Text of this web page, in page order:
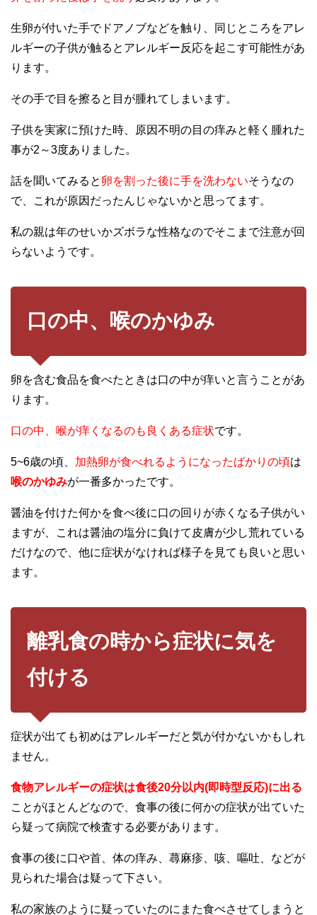
生卵が付いた手でドアノブなどを触り、同じところをアレ
ルギーの子供が触るとアレルギー反応を起こす可能性があ
ります。
その手で目を擦ると目が腫れてしまいます。
子供を実家に預けた時、原因不明の目の痒みと軽く腫れた
事が2～3度ありました。
話を聞いてみると 卵を割った後に手を洗わないそうなの
で、これが原因だったんじゃないかと思ってます。
私の親は年のせいかズボラな性格なのでそこまで注意が回
らないようです。
口の中、喉のかゆみ
卵を含む食品を食べたときは口の中が痒いと言うことがあ
ります。
口の中、喉が痒くなるのも良くある症状です。
5~6歳の頃、 加熱卵が食べれるようになったばかりの頃は
喉のかゆみが一番多かったです。
醤油を付けた何かを食べ後に口の回りが赤くなる子供がい
ますが、これは醤油の塩分に負けて皮膚が少し荒れている
だけなので、他に症状がなければ様子を見ても良いと思い
ます。
離乳食の時から症状に気を
付ける
症状が出ても初めはアレルギーだと気が付かないかもしれ
ません。
食物アレルギーの症状は食後20分以内(即時型反応)に出る
ことがほとんどなので、食事の後に何かの症状が出ていた
ら疑って病院で検査する必要があります。
食事の後に口や首、体の痒み、蕁麻疹、咳、嘔吐、などが
見られた場合は疑って下さい。
私の家族のように疑っていたのにまた食べさせてしまうと